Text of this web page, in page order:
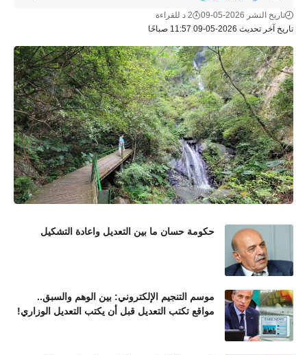
تاريخ آخر تحديث 2026-05-09 11:57 صباحًا
تاريخ النشر 2026-05-09 2 د للقراءة
حكومة حسان ما بين التعديل واعادة التشكيل
موسم التنجيم الإلكتروني: بين الوهم والسبق..
مواقع تكتب التعديل قبل أن يكتب التعديل الوزاري!